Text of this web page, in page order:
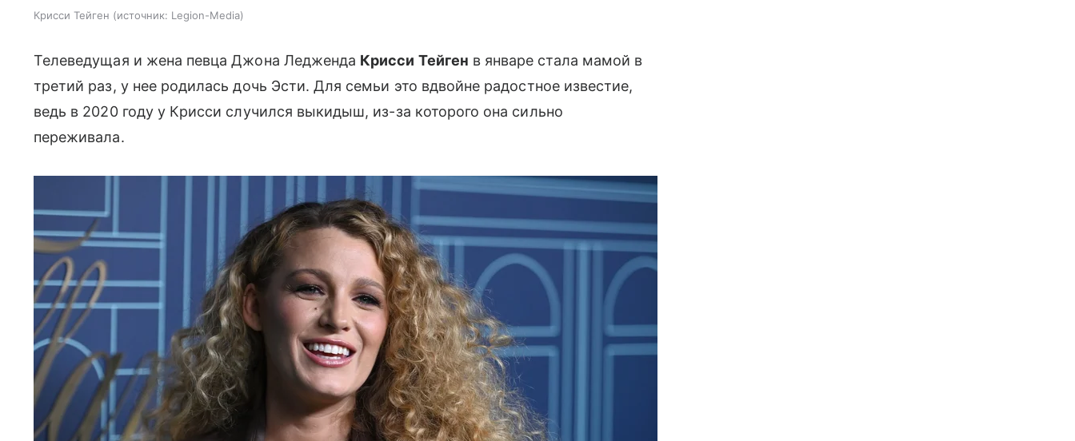
Крисси Тейген источник: Legion-Media
Телеведущая и жена певца Джона Ледженда Крисси Тейген в январе стала мамой в
третий раз, у нее родилась дочь Эсти. Для семьи это вдвойне радостное известие,
ведь в 2020 году у Крисси случился выкидыш, из-за которого она сильно
переживала.